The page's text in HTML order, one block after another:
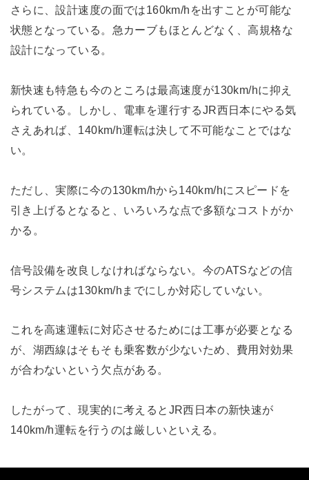
さらに、設計速度の面では160km/hを出すことが可能な
状態となっている。急カーブもほとんどなく、高規格な
設計になっている。
新快速も特急も今のところは最高速度が130km/hに抑え
られている。しかし、電車を運行するJR西日本にやる気
さえあれば、140km/h運転は決して不可能なことではな
い。
ただし、実際に今の130km/hから140km/hにスピードを
引き上げるとなると、いろいろな点で多額なコストがか
かる。
信号設備を改良しなければならない。今のATSなどの信
号システムは130km/hまでにしか対応していない。
これを高速運転に対応させるためには工事が必要となる
が、湖西線はそもそも乗客数が少ないため、費用対効果
が合わないという欠点がある。
したがって、現実的に考えるとJR西日本の新快速が
140km/h運転を行うのは厳しいといえる。